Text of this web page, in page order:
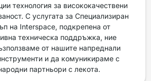
технология за висококачествени
С услугата за Специализиран
на Interspace, подкрепена от
техническа поддръжка, ние
от нашите напреднали
и да комуникираме с
партньори с лекота.